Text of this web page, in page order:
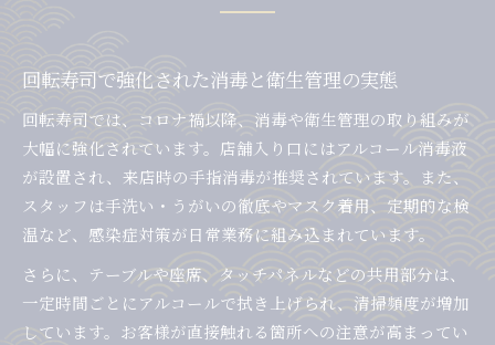
家族を守る回転寿司利用時の着眼点
家族で回転寿司利用時の消毒チェック法
子ども連れで安心な回転寿司店の特徴
回転寿司で感染しにくい人の習慣とは
一緒に食事で回転寿司を安全に楽しむ工夫
コロナ禍でも安全な外食先を選ぶ視点
回転寿司選びで重要な感染対策の見極め方
回転寿司で強化された消毒と衛生管理の実態
回転寿司では、コロナ禍以降、消毒や衛生管理の取り組みが
大幅に強化されています。店舗入り口にはアルコール消毒液
が設置され、来店時の手指消毒が推奨されています。また、
スタッフは手洗い・うがいの徹底やマスク着用、定期的な検
温など、感染症対策が日常業務に組み込まれています。
さらに、テーブルや座席、タッチパネルなどの共用部分は、
一定時間ごとにアルコールで拭き上げられ、清掃頻度が増加
しています。お客様が直接触れる箇所への注意が高まってい